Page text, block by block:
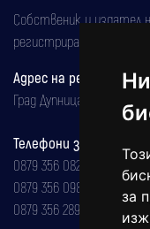
за
Собственик и издател
регистрирана на
Адрес на редакцията
Град Дупница, ул.''Христо
Телефони за реклама
0879 356 082
0879 356 098
0879 356 289